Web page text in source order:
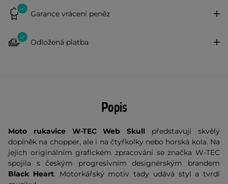
Garance vrácení peněz
Odložená platba
Popis
Moto rukavice W-TEC Web Skull představují skvělý
doplněk na chopper, ale i na čtyřkolky nebo horská kola. Na
jejich originálním grafickém zpracování se značka W-TEC
spojila s českým progresivním designérským brandem
Black Heart. Motorkářský motiv tady udává styl a tvrdí